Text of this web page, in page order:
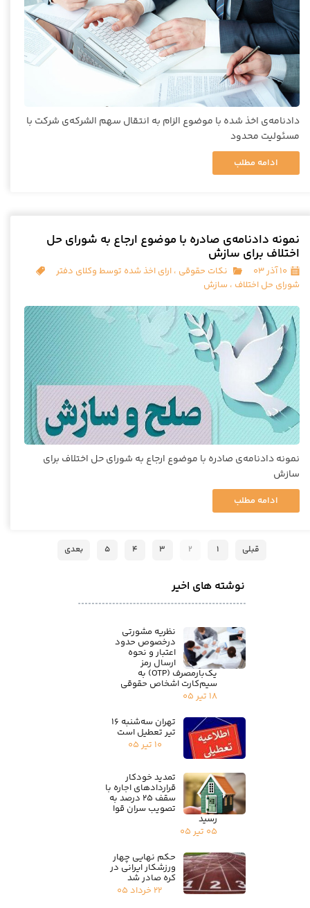
دادنامه‌ی اخذ شده با موضوع الزام به انتقال سهم الشرکه‌ی شرکت با
مسئولیت محدود
ادامه مطلب
نمونه دادنامه‌ی صادره با موضوع ارجاع به شورای حل
اختلاف برای سازش
۱۰ آذر ۰۳ نکات حقوقی ، ارای اخذ شده توسط وکلای دفتر
شورای حل اختلاف ، سازش
نمونه دادنامه‌ی صادره با موضوع ارجاع به شورای حل اختلاف برای
سازش
ادامه مطلب
قبلی ۱ ۲ ۳ ۴ ۵ بعدی
نوشته های اخیر
نظریه مشورتی
درخصوص حدود
اعتبار و نحوه
ارسال رمز
یک‌بارمصرف (OTP) به
سیم‌کارت اشخاص حقوقی
۱۸ تیر ۰۵
تهران سه‌شنبه ۱۶
تیر تعطیل است
۱۰ تیر ۰۵
تمدید خودکار
قراردادهای اجاره با
سقف ۲۵ درصد به
تصویب سران قوا
رسید
۰۵ تیر ۰۵
حکم نهایی چهار
ورزشکار ایرانی در
کره صادر شد
۲۲ خرداد ۰۵